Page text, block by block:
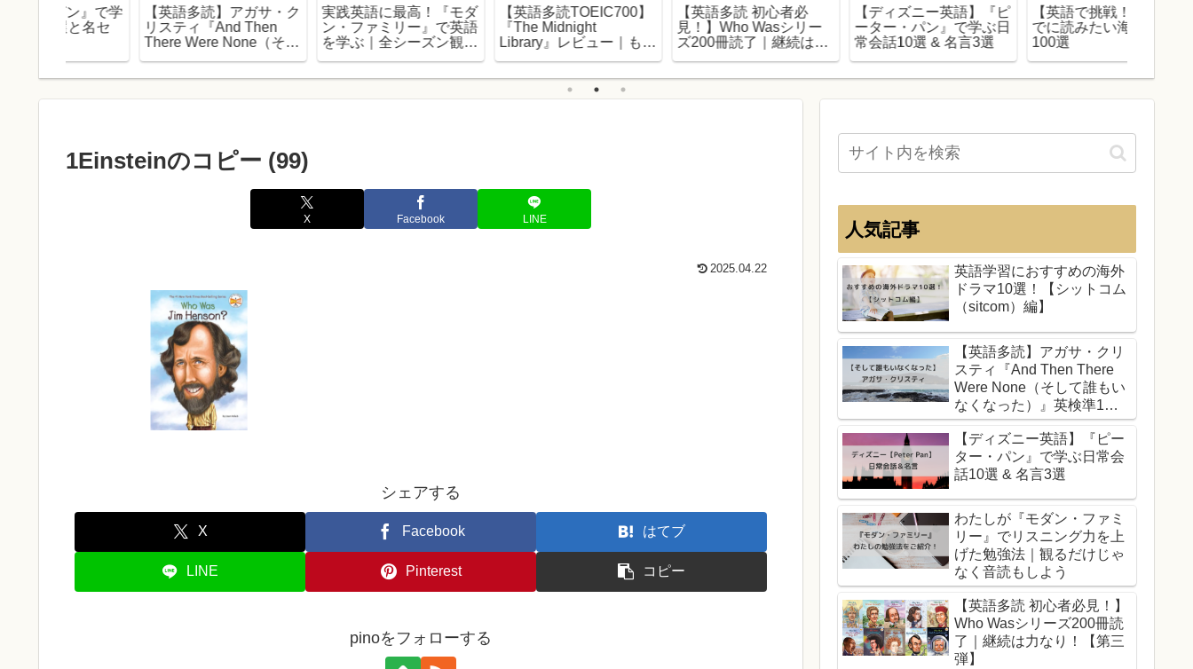
実践英語に最高！『モダ
ン・ファミリー』で英語
を学ぶ｜全シーズン観た
らリスニング力が上がっ
【英語多読TOEIC700】
『The Midnight
Library』レビュー｜もし
あのとき別の道を選んで
【英語多読 初心者必
見！】Who Wasシリー
ズ200冊読了｜継続は力
なり！【第三弾】
【ディズニー英語】『ピ
ーター・パン』で学ぶ日
常会話10選 & 名言3選
【英語で挑戦！】死ぬま
でに読みたい海外文学
100選
TED-Edがおもしろい！
英語力と知識力を同時に
身につけられる最高の動
1Einsteinのコピー (99)
X Facebook LINE
2025.04.22
シェアする
X Facebook はてブ
LINE Pinterest コピー
pinoをフォローする
人気記事
英語学習におすすめの海外
ドラマ10選！【シットコム
（sitcom）編】
【英語多読】アガサ・クリ
スティ『And Then There
Were None（そして誰もい
なくなった）』英検準1
級・TOEIC700
【ディズニー英語】『ピー
ター・パン』で学ぶ日常会
話10選 & 名言3選
わたしが『モダン・ファミ
リー』でリスニング力を上
げた勉強法｜観るだけじゃ
なく音読もしよう
【英語多読 初心者必見！】
Who Wasシリーズ200冊読
了｜継続は力なり！【第三
弾】